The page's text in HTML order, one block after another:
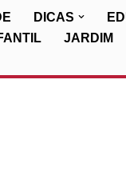
DICAS
JARDIM